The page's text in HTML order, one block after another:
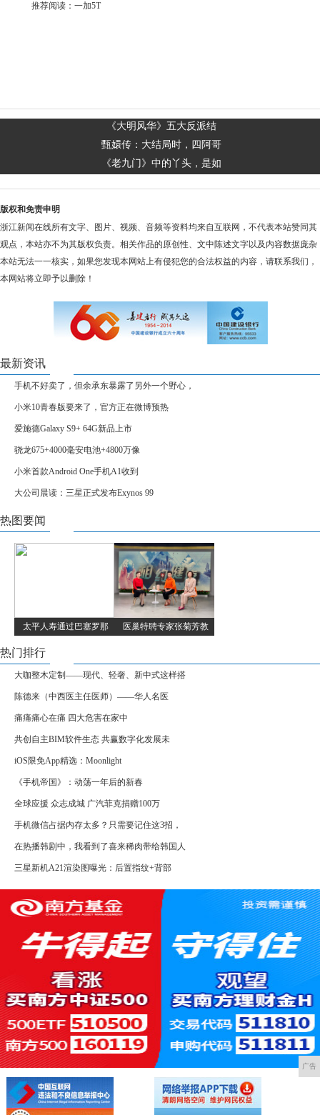
推荐阅读： 一加5T
​《大明风华》五大反派结
甄嬛传：大结局时，四阿哥
《老九门》中的丫头，是如
版权和免责申明
浙江新闻在线所有文字、图片、视频、音频等资料均来自互联网，不代表本站赞同其
观点，本站亦不为其版权负责。相关作品的原创性、文中陈述文字以及内容数据庞杂
本站无法一一核实，如果您发现本网站上有侵犯您的合法权益的内容，请联系我们，
本网站将立即予以删除！
最新资讯
手机不好卖了，但余承东暴露了另外一个野心，
小米10青春版要来了，官方正在微博预热
爱施德Galaxy S9+ 64G新品上市
骁龙675+4000毫安电池+4800万像
小米首款Android One手机A1收到
大公司晨读：三星正式发布Exynos 99
热图要闻
太平人寿通过巴塞罗那 医巢特聘专家张菊芳教
热门排行
大咖整木定制——现代、轻奢、新中式这样搭
陈德来（中西医主任医师）——华人名医
痛痛痛心在痛 四大危害在家中
共创自主BIM软件生态 共赢数字化发展未
iOS限免App精选：Moonlight
《手机帝国》：动荡一年后的新春
全球应援 众志成城 广汽菲克捐赠100万
手机微信占据内存太多？只需要记住这3招，
在热播韩剧中，我看到了喜来稀肉带给韩国人
三星新机A21渲染图曝光：后置指纹+背部
广告